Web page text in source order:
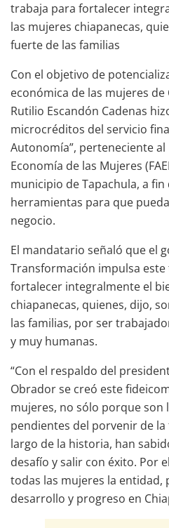
trabaja para fortalecer
las mujeres chiapanecas,
fuerte de las familias
Con el objetivo de
económica de las mujeres
Rutilio Escandón Cadenas
microcréditos del servicio
Autonomía”, perteneciente al
Economía de las Mujeres
municipio de Tapachula, a
herramientas para que
negocio.
El mandatario señaló que el
Transformación impulsa
fortalecer integralmente el
chiapanecas, quienes, dijo,
las familias, por ser
y muy humanas.
“Con el respaldo del
Obrador se creó este
mujeres, no sólo porque son
pendientes del porvenir de la
largo de la historia, han
desafío y salir con éxito. Por
todas las mujeres la entidad,
desarrollo y progreso en